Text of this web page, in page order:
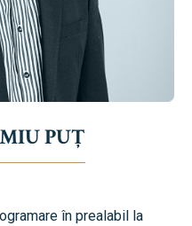
PUȚ
în prealabil la